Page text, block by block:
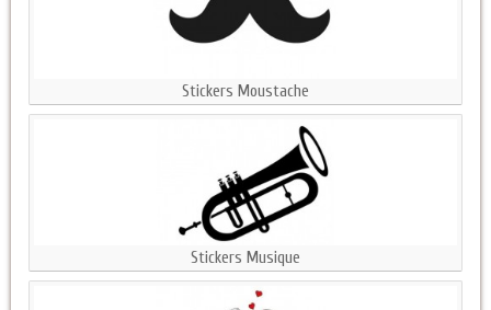
Stickers Moustache
Stickers Musique